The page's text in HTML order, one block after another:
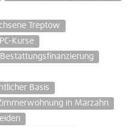
Treptow
PC-Kurse
Bestattungsfinanzierung
Basis
in Marzahn